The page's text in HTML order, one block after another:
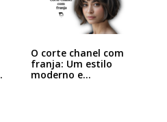
O corte chanel com
franja: Um estilo
moderno e…